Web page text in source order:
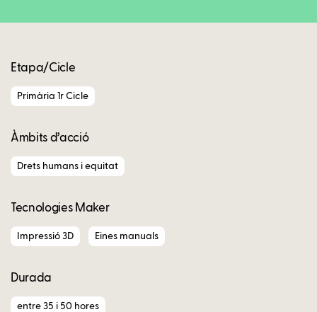
Etapa/Cicle
Primària 1r Cicle
Àmbits d’acció
Drets humans i equitat
Tecnologies Maker
Impressió 3D Eines manuals
Durada
entre 35 i 50 hores